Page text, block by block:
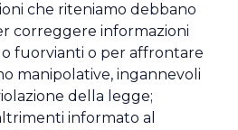
che riteniamo debbano
correggere informazioni
fuorvianti o per affrontare
manipolative, ingannevoli
della legge;
informato al